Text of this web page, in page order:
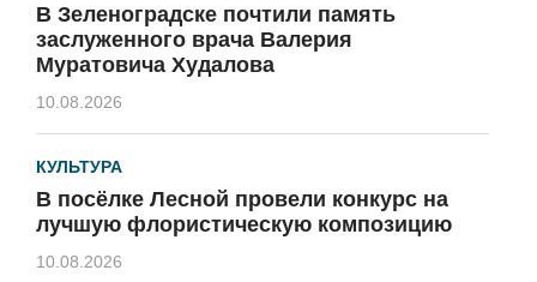
В Зеленоградске почтили память
заслуженного врача Валерия
Муратовича Худалова
10.08.2026
КУЛЬТУРА
В посёлке Лесной провели конкурс на
лучшую флористическую композицию
10.08.2026